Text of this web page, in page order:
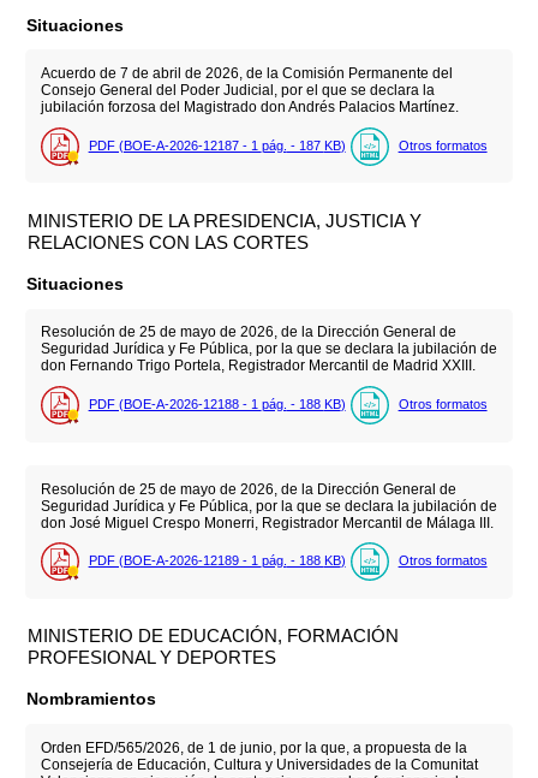
Situaciones
Acuerdo de 7 de abril de 2026, de la Comisión Permanente del
Consejo General del Poder Judicial, por el que se declara la
jubilación forzosa del Magistrado don Andrés Palacios Martínez.
PDF (BOE-A-2026-12187 - 1 pág. - 187 KB) Otros formatos
MINISTERIO DE LA PRESIDENCIA, JUSTICIA Y
RELACIONES CON LAS CORTES
Situaciones
Resolución de 25 de mayo de 2026, de la Dirección General de
Seguridad Jurídica y Fe Pública, por la que se declara la jubilación de
don Fernando Trigo Portela, Registrador Mercantil de Madrid XXIII.
PDF (BOE-A-2026-12188 - 1 pág. - 188 KB) Otros formatos
Resolución de 25 de mayo de 2026, de la Dirección General de
Seguridad Jurídica y Fe Pública, por la que se declara la jubilación de
don José Miguel Crespo Monerri, Registrador Mercantil de Málaga III.
PDF (BOE-A-2026-12189 - 1 pág. - 188 KB) Otros formatos
MINISTERIO DE EDUCACIÓN, FORMACIÓN
PROFESIONAL Y DEPORTES
Nombramientos
Orden EFD/565/2026, de 1 de junio, por la que, a propuesta de la
Consejería de Educación, Cultura y Universidades de la Comunitat